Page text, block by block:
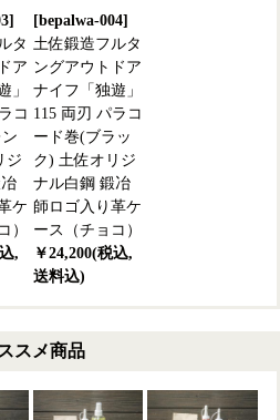
タ
ア
」
コ
ジ
ケ
）
,
[bepalwa-004]
土佐鍛造フルタ
ングアウトドア
ナイフ「独遊」
115 両刃 パラコ
ード巻(ブラッ
ク) 土佐オリジ
ナル白鋼 鍛冶
師ロゴ入り革ケ
ース（チョコ）
￥24,200(税込,
送料込)
スメ商品